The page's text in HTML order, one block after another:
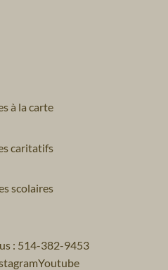
à la carte
caritatifs
scolaires
: 514-382-9453
Youtube